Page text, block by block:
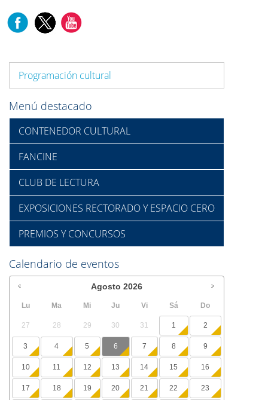
Programación cultural
Menú destacado
CONTENEDOR CULTURAL
FANCINE
CLUB DE LECTURA
EXPOSICIONES RECTORADO Y ESPACIO CERO
PREMIOS Y CONCURSOS
Calendario de eventos
Agosto 2026
Lu Ma Mi Ju Vi Sá Do
27 28 29 30 31 1 2
3 4 5 6 7 8 9
10 11 12 13 14 15 16
17 18 19 20 21 22 23